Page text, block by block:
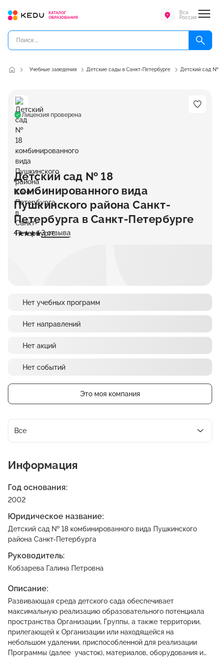
Вся
Россия
Учебные заведения Детские сады в Санкт-Петербурге Детский сад №
Лицензия проверена
Детский сад № 18
комбинированного вида
Пушкинского района Санкт-
Петербурга в Санкт-Петербурге
4 3 отзыва
Нет учебных программ
Нет направлений
Нет акций
Нет событий
Это моя компания
Все
Информация
Год основания:
2002
Юридическое название:
Детский сад № 18 комбинированного вида Пушкинского
района Санкт-Петербурга
Руководитель:
Кобзарева Галина Петровна
Описание:
Развивающая среда детского сада обеспечивает
максимальную реализацию образовательного потенциала
пространства Организации, Группы, а также территории,
прилегающей к Организации или находящейся на
небольшом удалении, приспособленной для реализации
Программы (далее ­ участок), материалов, оборудования и